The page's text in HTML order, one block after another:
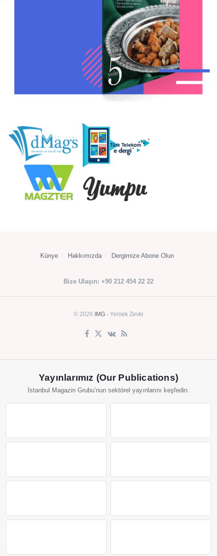
Künye Hakkımızda Dergimize Abone Olun
Bize Ulaşın: +90 212 454 22 22
© 2026 IMG - Yemek Zevki
Yayınlarımız (Our Publications)
İstanbul Magazin Grubu’nun sektörel yayınlarını keşfedin.